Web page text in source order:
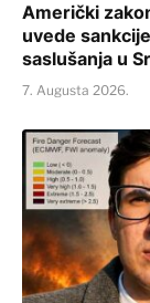
Američki
uvede
saslušanja u
7. Augusta 2026.